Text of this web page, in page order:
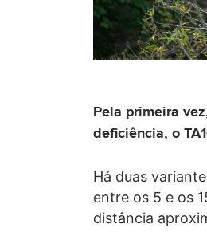
Pela primeira
deficiência, o
Há duas
entre os 5 e os
distância